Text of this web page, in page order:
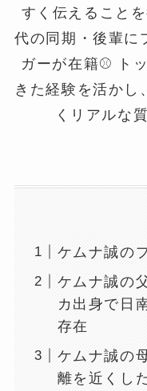
すく伝えること
代の同期・後輩に
ガーが在籍⚾️ ト
きた経験を活かし
くリアルな
ケムナ誠の
ケムナ誠の
カ出身で日
存在
ケムナ誠の
離を近くし